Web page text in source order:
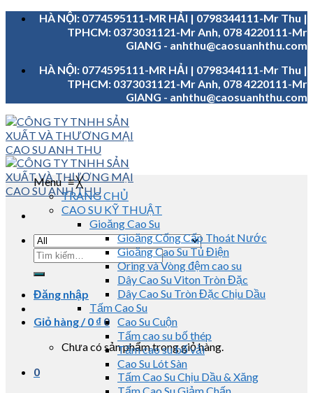
Skip
HÀ NỘI: 0774595111-MR HẢI | 0798344111-Mr Thu |
TPHCM: 0373031121-Mr Anh, 078 4220111-Mr
GIANG - anhthu@caosuanhthu.com
HÀ NỘI: 0774595111-MR HẢI | 0798344111-Mr Thu |
TPHCM: 0373031121-Mr Anh, 078 4220111-Mr
GIANG - anhthu@caosuanhthu.com
Tìm
kiếm:
Đăng nhập
Giỏ hàng /0 ₫ 0
Chưa có sản phẩm trong giỏ hàng.
0
Menu≡╳
TRANG CHỦ
CAO SU KỸ THUẬT
Gioăng Cao Su
Gioăng Cống Cấp Thoát Nước
Gioăng Cao Su Tủ Điện
Oring và Vòng đệm cao su
Dây Cao Su Viton Tròn Đặc
Dây Cao Su Tròn Đặc Chịu Dầu
Tấm Cao Su
Cao Su Cuộn
Tấm cao su bố thép
Tấm cao su bố vải
Cao Su Lót Sàn
Tấm Cao Su Chịu Dầu & Xăng